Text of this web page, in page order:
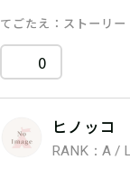
てごたえ ストーリー
0
ヒノッコ
RANK：A /